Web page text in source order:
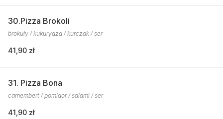
30.Pizza Brokoli
brokuły / kukurydza / kurczak / ser
41,90 zł
31. Pizza Bona
camembert / pomidor / salami / ser
41,90 zł